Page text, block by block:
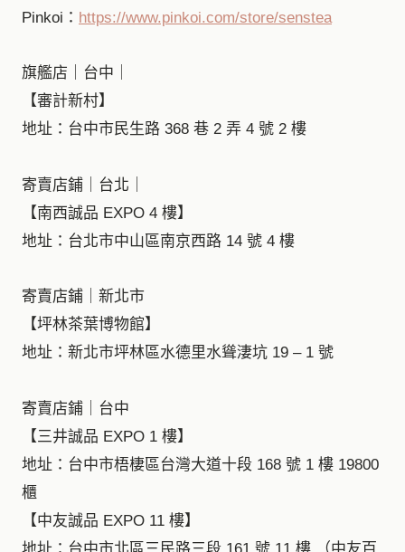
Pinkoi： https://www.pinkoi.com/store/senstea
旗艦店｜台中｜
【審計新村】
地址：台中市民生路 368 巷 2 弄 4 號 2 樓
寄賣店鋪｜台北｜
【南西誠品 EXPO 4 樓】
地址：台北市中山區南京西路 14 號 4 樓
寄賣店鋪｜新北市
【坪林茶葉博物館】
地址：新北市坪林區水德里水聳淒坑 19 – 1 號
寄賣店鋪｜台中
【三井誠品 EXPO 1 樓】
地址：台中市梧棲區台灣大道十段 168 號 1 樓 19800
櫃
【中友誠品 EXPO 11 樓】